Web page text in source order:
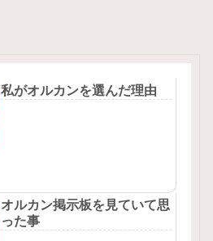
私がオルカンを選んだ理由
オルカン掲示板を見ていて思
った事